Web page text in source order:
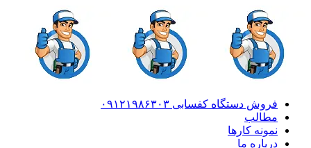
فروش دستگاه کفسابی ۰۹۱۲۱۹۸۶۳۰۳
مطالب
نمونه کارها
درباره ما